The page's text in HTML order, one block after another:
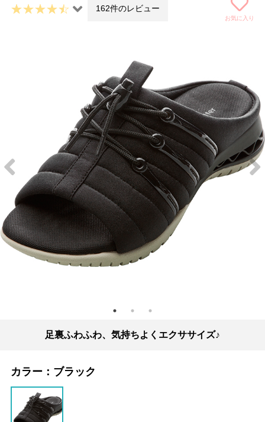
162件のレビュー
お気に入り
足裏ふわふわ、気持ちよくエクササイズ♪
カラー： ブラック